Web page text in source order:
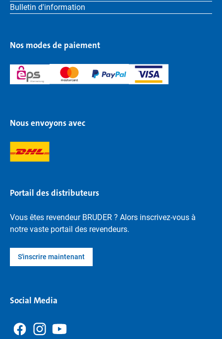
Bulletin d'information
Nos modes de paiement
Nous envoyons avec
Portail des distributeurs
Vous êtes revendeur BRUDER ? Alors inscrivez-vous à
notre vaste portail des revendeurs.
S'inscrire maintenant
Social Media